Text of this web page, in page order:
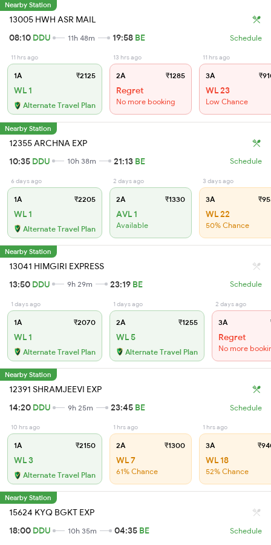
Nearby Station
13005 HWH ASR MAIL
08:10 DDU 11h 48m 19:58 BE Schedule
11 hrs ago
1A ₹2125
WL 1
Alternate Travel Plan
13 hrs ago
2A ₹1285
Regret
No more booking
11 hrs ago
3A
WL 23
Low Chance
Nearby Station
12355 ARCHNA EXP
10:35 DDU 10h 38m 21:13 BE Schedule
6 days ago
1A ₹2205
WL 1
Alternate Travel Plan
2 days ago
2A ₹1330
AVL 1
Available
3 days ago
3A
WL 22
50% Chance
Nearby Station
13041 HIMGIRI EXPRESS
13:50 DDU 9h 29m 23:19 BE Schedule
1 days ago
1A ₹2070
WL 1
Alternate Travel Plan
1 days ago
2A ₹1255
WL 5
Alternate Travel Plan
2 days ago
3A
Regret
No more
Nearby Station
12391 SHRAMJEEVI EXP
14:20 DDU 9h 25m 23:45 BE Schedule
10 hrs ago
1A ₹2150
WL 3
Alternate Travel Plan
1 hrs ago
2A ₹1300
WL 7
61% Chance
1 hrs ago
3A
WL 18
52% Chance
Nearby Station
15624 KYQ BGKT EXP
18:00 DDU 10h 35m 04:35 BE Schedule